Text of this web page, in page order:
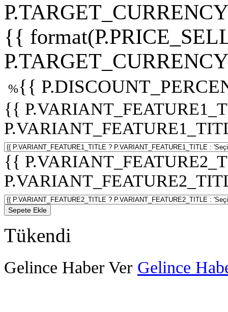
{{
%{{
{{
{{
Sepete Ekle
Tükendi
Gelince Haber Ver Gelince